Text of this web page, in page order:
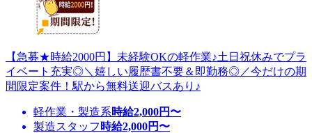
【急募★時給2000円】未経験OKの軽作業♪土日祝休みでプラ
イベート充実◎＼嬉しい履歴書不要＆即勤務◎／今だけの期
間限定案件！駅から無料送迎バスあり♪
軽作業・製造系時給2,000円〜
製造スタッフ 時給2,000円〜